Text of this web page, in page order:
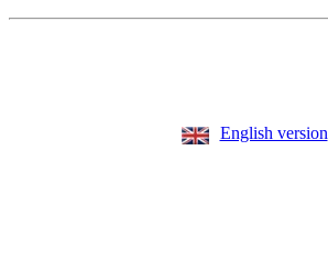
English version